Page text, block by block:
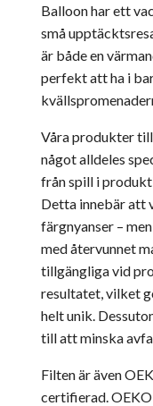
Balloon har ett
små
är både en
perfekt att ha i
Våra produkter
något alldeles
från spill i
Detta innebär att
färgnyanser –
med återvunnet
tillgängliga vid
resultatet, vilket
helt unik.
till att minska
Filten är även
certifierad.